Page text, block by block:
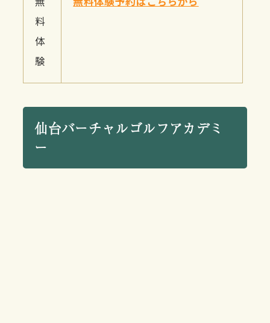
料
体
験
仙台バーチャルゴルフアカデミ
ー